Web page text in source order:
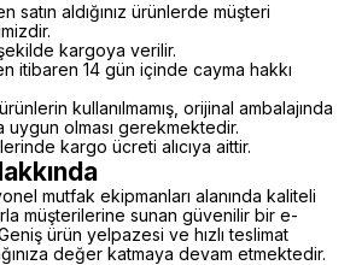
aldığınız ürünlerde müşteri
kargoya verilir.
itibaren 14 gün içinde cayma hakkı
kullanılmamış, orijinal ambalajında
uygun olması gerekmektedir.
kargo ücreti alıcıya aittir.
mutfak ekipmanları alanında kaliteli
müşterilerine sunan güvenilir bir e-
ürün yelpazesi ve hızlı teslimat
değer katmaya devam etmektedir.